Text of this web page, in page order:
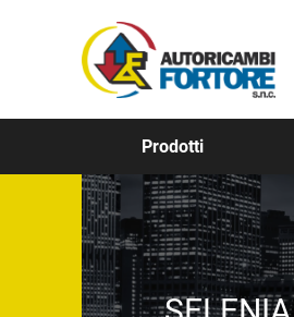
Prodotti